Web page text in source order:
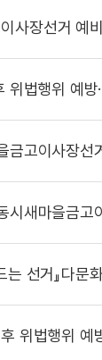
사장선거 예
법행위 예방
고이사장선
시새마을금고
선거』다문
위법행위 예